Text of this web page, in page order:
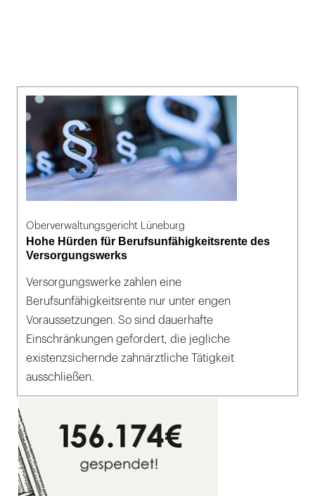
Oberverwaltungsgericht Lüneburg
Hohe Hürden für Berufsunfähigkeitsrente des
Versorgungswerks
Versorgungswerke zahlen eine
Berufsunfähigkeitsrente nur unter engen
Voraussetzungen. So sind dauerhafte
Einschränkungen gefordert, die jegliche
existenzsichernde zahnärztliche Tätigkeit
ausschließen.